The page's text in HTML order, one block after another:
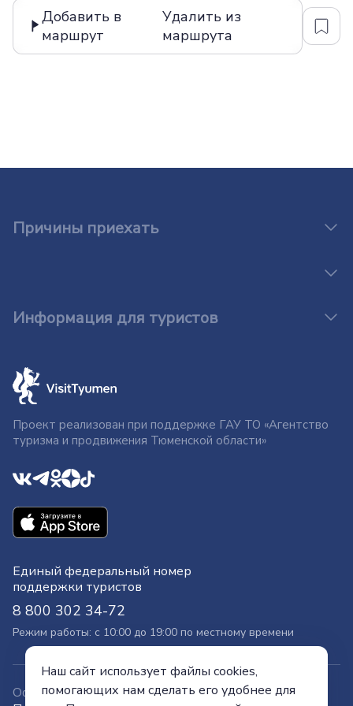
Добавить в
маршрут
Удалить из
маршрута
Причины приехать
Информация для туристов
Проект реализован при поддержке ГАУ ТО «Агентство
туризма и продвижения Тюменской области»
Единый федеральный номер
поддержки туристов
8 800 302 34-72
Режим работы: с 10:00 до 19:00 по местному времени
Официальный сайт
Наш сайт использует файлы cookies,
помогающих нам сделать его удобнее для